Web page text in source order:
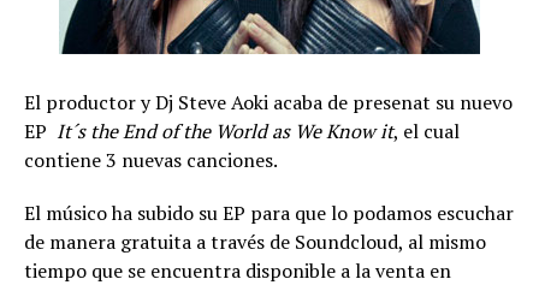
El productor y Dj Steve Aoki acaba de presenat su nuevo
EP It´s the End of the World as We Know it, el cual
contiene 3 nuevas canciones.
El músico ha subido su EP para que lo podamos escuchar
de manera gratuita a través de Soundcloud, al mismo
tiempo que se encuentra disponible a la venta en